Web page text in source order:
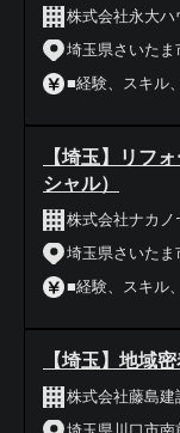
株式会社永大ハ
埼玉県さいたま
■経験、スキル
【埼玉】リフ
シャル）
株式会社ナカノ
埼玉県さいたま
■経験、スキル
【埼玉】地域
株式会社藤島建